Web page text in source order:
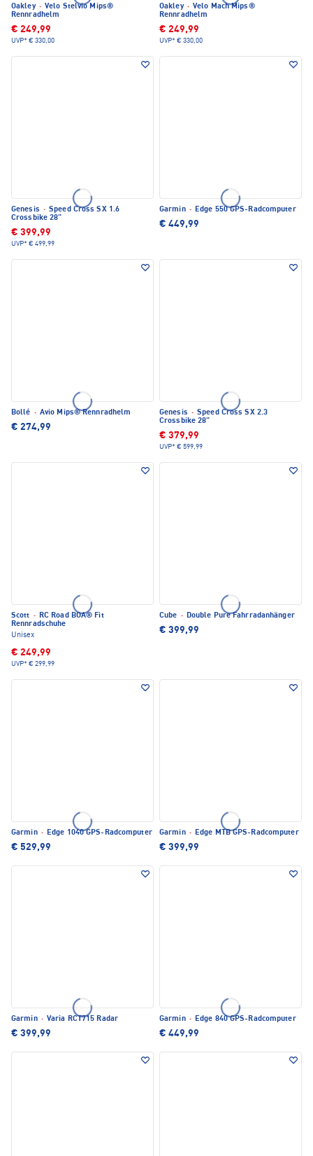
Oakley · Velo Stelvio Mips®
Rennradhelm
€ 249,99
UVP* € 330,00
Oakley · Velo Mach Mips®
Rennradhelm
€ 249,99
UVP* € 330,00
Genesis · Speed Cross SX 1.6
Crossbike 28"
€ 399,99
UVP* € 499,99
Garmin · Edge 550 GPS-Radcomputer
€ 449,99
Bollé · Avio Mips® Rennradhelm
€ 274,99
Genesis · Speed Cross SX 2.3
Crossbike 28"
€ 379,99
UVP* € 599,99
Scott · RC Road BOA® Fit
Rennradschuhe
Unisex
€ 249,99
UVP* € 299,99
Cube · Double Pure Fahrradanhänger
€ 399,99
Garmin · Edge 1040 GPS-Radcomputer
€ 529,99
Garmin · Edge MTB GPS-Radcomputer
€ 399,99
Garmin · Varia RCT715 Radar
€ 399,99
Garmin · Edge 840 GPS-Radcomputer
€ 449,99